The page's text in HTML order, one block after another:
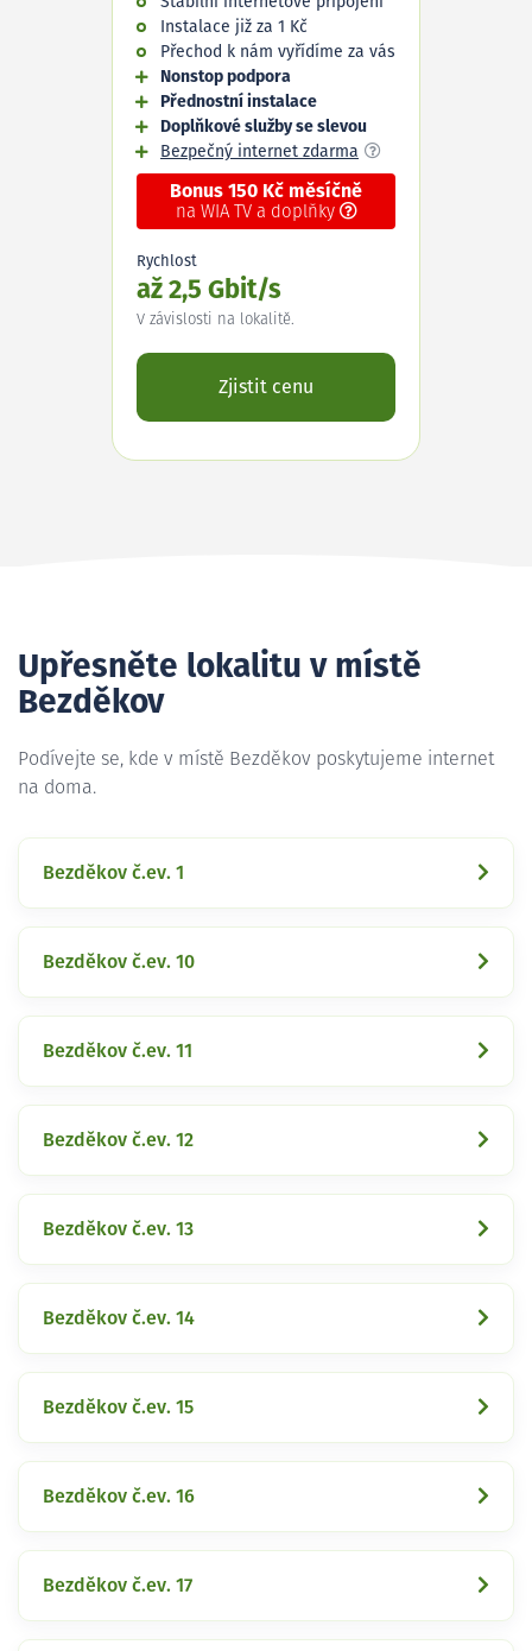
Instalace již za 1 Kč
Přechod k nám vyřídíme za vás
Nonstop podpora
Přednostní instalace
Doplňkové služby se slevou
Bezpečný internet zdarma
Bonus 150 Kč měsíčně
na WIA TV a doplňky
Rychlost
až 2,5 Gbit/s
V závislosti na lokalitě.
Zjistit cenu
Upřesněte lokalitu v místě
Bezděkov
Podívejte se, kde v místě Bezděkov poskytujeme internet
na doma.
Bezděkov č.ev. 1
Bezděkov č.ev. 10
Bezděkov č.ev. 11
Bezděkov č.ev. 12
Bezděkov č.ev. 13
Bezděkov č.ev. 14
Bezděkov č.ev. 15
Bezděkov č.ev. 16
Bezděkov č.ev. 17